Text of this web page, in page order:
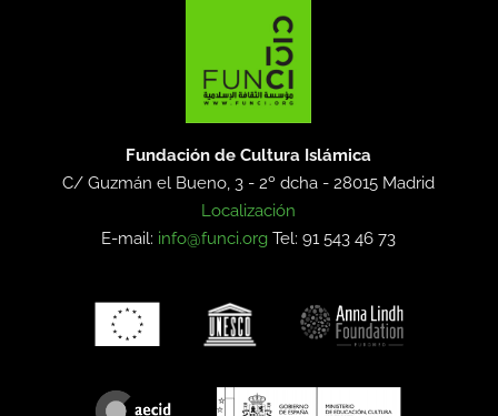
Fundación de Cultura Islámica
C/ Guzmán el Bueno, 3 - 2º dcha -28015 Madrid
Localización
E-mail: info@funci.org Tel: 91 543 46 73